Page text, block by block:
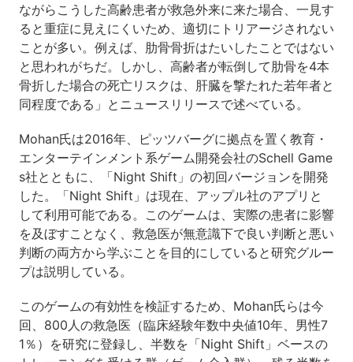
ながらこうした高齢患者が救急外来に来た場合、一見す
ると重症に見えにくいため、適切にトリアージされない
ことが多い。例えば、肋骨骨折はたいしたことではない
と思われがちだ。しかし、高齢者が転倒して肋骨を4本
骨折した場合の死亡リスクは、肝臓を撃たれた若年者と
同程度である」とニュースリリースで述べている。
Mohan氏は2016年、ピッツバーグに拠点を置く教育・
エンターテインメント系ゲーム開発会社のSchell Game
s社とともに、「Night Shift」の初回バージョンを開発
した。「Night Shift」は現在、アップル社のアプリと
して利用可能である。このゲームは、実際の患者に影響
を及ぼすことなく、救急医が無意識下で良い判断と悪い
判断の両方から学ぶことを目的にしていると研究グルー
プは説明している。
このゲームの有効性を検証するため、Mohan氏らは今
回、800人の救急医（臨床経験年数中央値10年、男性7
1％）を研究に登録し、半数を「Night Shift」ベースの